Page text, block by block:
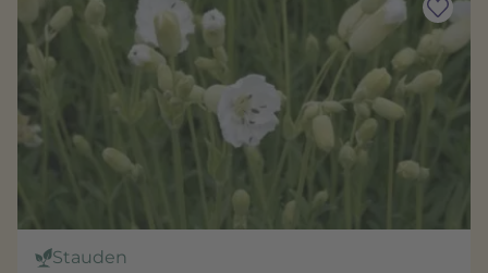
Stauden